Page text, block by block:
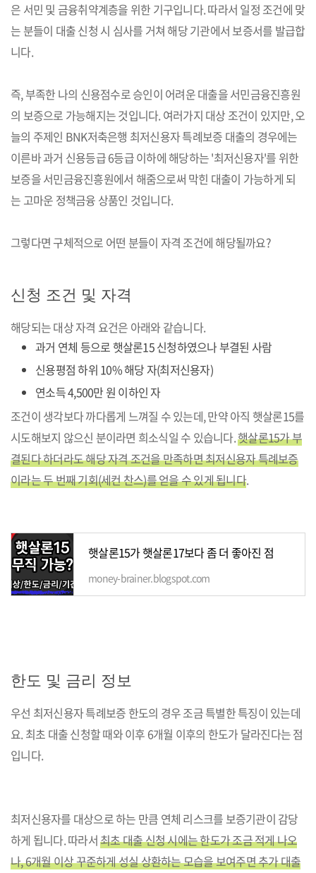
은 서민 및 금융취약계층을 위한 기구입니다. 따라서 일정 조건에 맞
는 분들이 대출 신청 시 심사를 거쳐 해당 기관에서 보증서를 발급합
니다.
즉, 부족한 나의 신용점수로 승인이 어려운 대출을 서민금융진흥원
의 보증으로 가능해지는 것입니다. 여러가지 대상 조건이 있지만, 오
늘의 주제인 BNK저축은행 최저신용자 특례보증 대출의 경우에는
이른바 과거 신용등급 6등급 이하에 해당하는 '최저신용자'를 위한
보증을 서민금융진흥원에서 해줌으로써 막힌 대출이 가능하게 되
는 고마운 정책금융 상품인 것입니다.
그렇다면 구체적으로 어떤 분들이 자격 조건에 해당될까요?
신청 조건 및 자격
해당되는 대상 자격 요건은 아래와 같습니다.
과거 연체 등으로 햇살론15 신청하였으나 부결된 사람
신용평점 하위 10% 해당 자(최저신용자)
연소득 4,500만 원 이하인 자
조건이 생각보다 까다롭게 느껴질 수 있는데, 만약 아직 햇살론15를
시도해보지 않으신 분이라면 희소식일 수 있습니다.햇살론15가 부
결된다 하더라도 해당 자격 조건을 만족하면 최저신용자 특례보증
이라는 두 번째 기회(세컨 찬스)를 얻을 수 있게 됩니다.
햇살론15가 햇살론17보다 좀 더 좋아진 점
money-brainer.blogspot.com
한도 및 금리 정보
우선 최저신용자 특례보증 한도의 경우 조금 특별한 특징이 있는데
요. 최초 대출 신청할 때와 이후 6개월 이후의 한도가 달라진다는 점
입니다.
최저신용자를 대상으로 하는 만큼 연체 리스크를 보증기관이 감당
하게 됩니다. 따라서최초 대출 신청 시에는 한도가 조금 적게 나오
나, 6개월 이상 꾸준하게 성실 상환하는 모습을 보여주면 추가 대출